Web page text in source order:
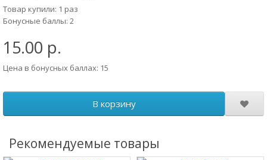
Товар купили: 1 раз
Бонусные баллы: 2
15.00 р.
Цена в бонусных баллах: 15
В корзину
Рекомендуемые товары